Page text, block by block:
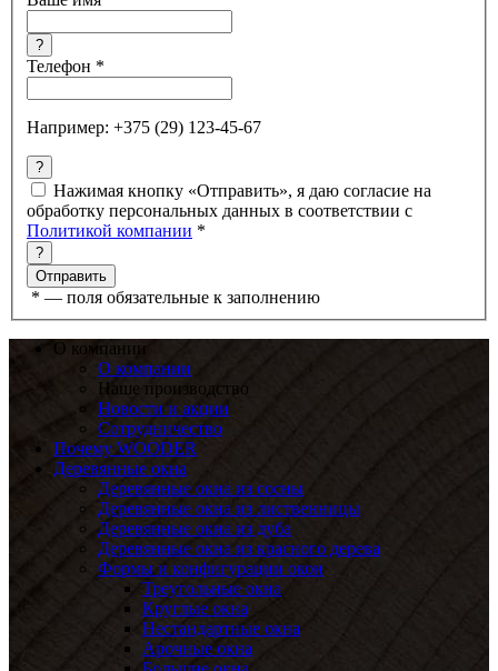
?
Телефон *
Например: +375 (29) 123-45-67
?
Нажимая кнопку «Отправить», я даю согласие на
обработку персональных данных в соответствии с
Политикой компании *
?
* — поля обязательные к заполнению
О компании
О компании
Наше производство
Новости и акции
Сотрудничество
Почему WOODER
Деревянные окна
Деревянные окна из сосны
Деревянные окна из лиственницы
Деревянные окна из дуба
Деревянные окна из красного дерева
Формы и конфигурации окон
Треугольные окна
Круглые окна
Нестандартные окна
Арочные окна